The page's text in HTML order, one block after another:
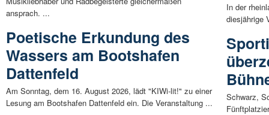
ansprach. ...
Poetische Erkundung des
Wassers am Bootshafen
Dattenfeld
Am Sonntag, dem 16. August 2026, lädt "KIWi-lit!" zu einer
Lesung am Bootshafen Dattenfeld ein. Die Veranstaltung ...
In der
diesjährige
Schwarz,